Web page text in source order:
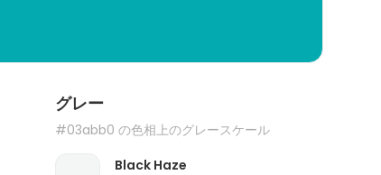
グレー
#03abb0 の色相上のグレースケール
Black Haze